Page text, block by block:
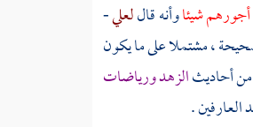
شيئاوأنه قاللعلي-
، مشتملا على ما يكون
من أحاديثالزهد ورياضات
.